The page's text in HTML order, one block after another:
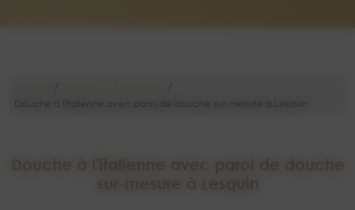
Douche à l'italienne avec paroi de douche sur-mesure à Lesquin
Douche à l'italienne avec paroi de douche